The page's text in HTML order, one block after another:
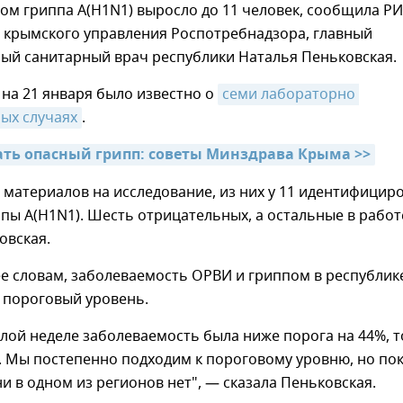
гриппа A(H1N1) выросло до 11 человек, сообщила
управления Роспотребнадзора, главный
санитарный врач республики Наталья Пеньковская.
21 января было известно о семи лабораторно
случаях .
опасный грипп: советы Минздрава Крыма >>
на исследование, из них у 11
A(H1N1). Шесть отрицательных, а остальные в
словам, заболеваемость ОРВИ и гриппом в
уровень.
неделе заболеваемость была ниже порога на 44%,
Мы постепенно подходим к пороговому уровню, но
в одном из регионов нет", — сказала Пеньковская.